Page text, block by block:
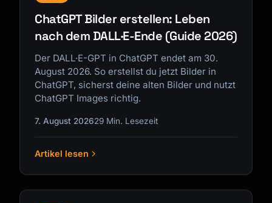
ChatGPT Bilder erstellen: Leben
nach dem DALL·E-Ende (Guide 2026)
Der DALL·E-GPT in ChatGPT endet am 30.
August 2026. So erstellst du jetzt Bilder in
ChatGPT, sicherst deine alten Bilder und nutzt
ChatGPT Images richtig.
7. August 202629 Min. Lesezeit
Artikel lesen